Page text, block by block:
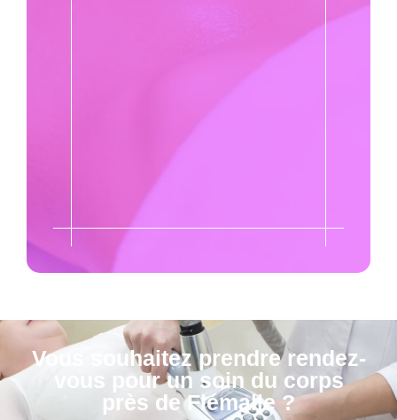
Vous souhaitez prendre rendez-
vous pour un soin du corps
près de Flémalle ?